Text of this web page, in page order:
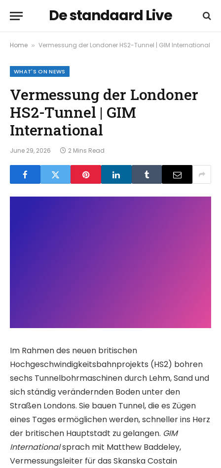
De standaard Live
Home » Vermessung der Londoner HS2-Tunnel | GIM International
WHAT'S ON NEWS
Vermessung der Londoner
HS2-Tunnel | GIM
International
June 29, 2026 2 Mins Read
Im Rahmen des neuen britischen
Hochgeschwindigkeitsbahnprojekts (HS2) bohren
sechs Tunnelbohrmaschinen durch Lehm, Sand und
sich ständig verändernden Boden unter den
Straßen Londons. Sie bauen Tunnel, die es Zügen
eines Tages ermöglichen werden, schneller ins Herz
der britischen Hauptstadt zu gelangen. GIM
Internationalsprach mit Matthew Baddeley,
Vermessungsleiter für das Skanska Costain